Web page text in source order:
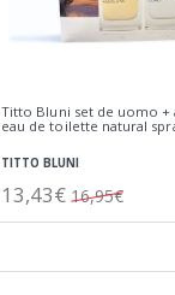
Titto Bluni set de uomo +
eau de toilette natural
TITTO BLUNI
13,43€ 16,95€